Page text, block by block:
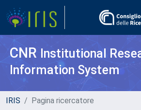
CNR Institutional
Information System
IRIS Pagina ricercatore